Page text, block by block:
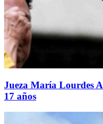
Jueza María Lourdes
17 años